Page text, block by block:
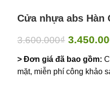
Cửa nhựa abs Hàn
3.600.000₫
> Đơn giá đã bao gồm:
mặt, miễn phí công khảo